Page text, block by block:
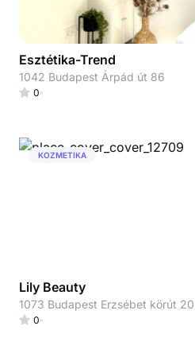
Esztétika-Trend
1042 Budapest Árpád út 86
0
KOZMETIKA
Lily Beauty
1073 Budapest Erzsébet körút 20
0